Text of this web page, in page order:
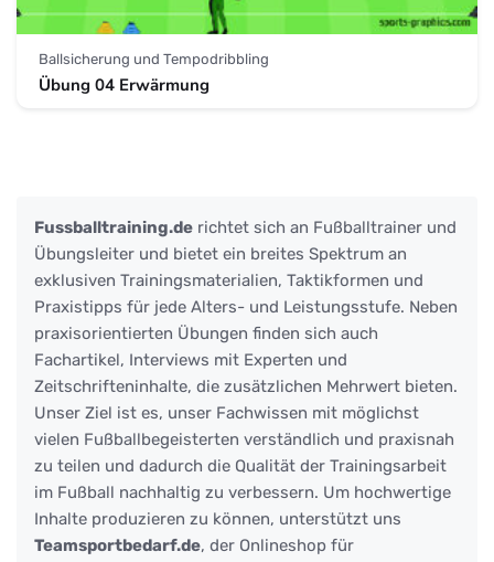
Ballsicherung und Tempodribbling
Übung 04 Erwärmung
Fussballtraining.de richtet sich an Fußballtrainer und
Übungsleiter und bietet ein breites Spektrum an
exklusiven Trainingsmaterialien, Taktikformen und
Praxistipps für jede Alters- und Leistungsstufe. Neben
praxisorientierten Übungen finden sich auch
Fachartikel, Interviews mit Experten und
Zeitschrifteninhalte, die zusätzlichen Mehrwert bieten.
Unser Ziel ist es, unser Fachwissen mit möglichst
vielen Fußballbegeisterten verständlich und praxisnah
zu teilen und dadurch die Qualität der Trainingsarbeit
im Fußball nachhaltig zu verbessern. Um hochwertige
Inhalte produzieren zu können, unterstützt uns
Teamsportbedarf.de, der Onlineshop für